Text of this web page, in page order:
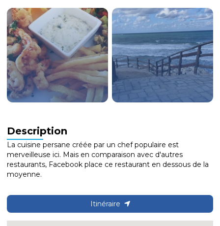
Description
La cuisine persane créée par un chef populaire est
merveilleuse ici. Mais en comparaison avec d'autres
restaurants, Facebook place ce restaurant en dessous de la
moyenne.
Itinéraire